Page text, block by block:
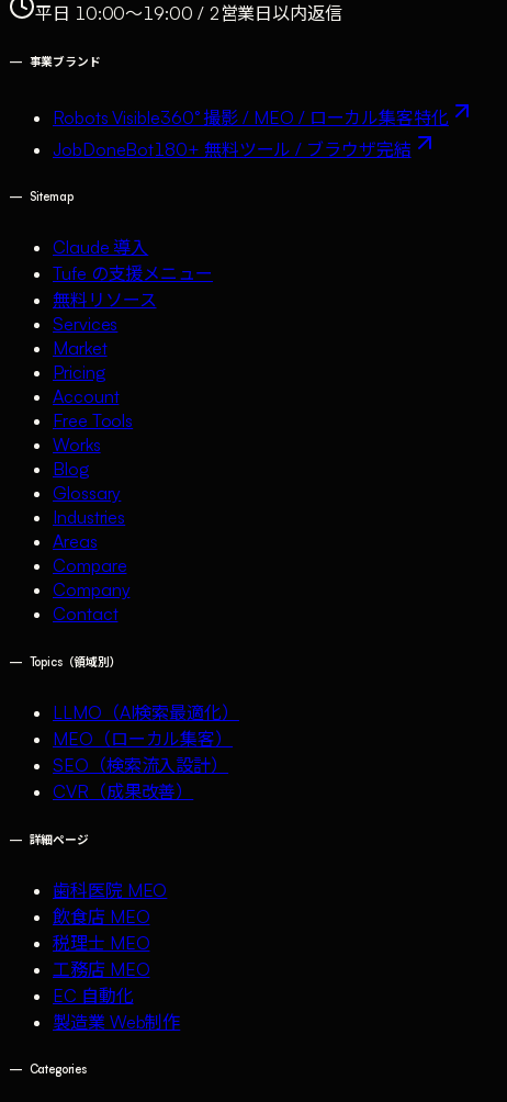
平日 10:00〜19:00 / 2営業日以内返信
— 事業ブランド
Robots Visible360° 撮影 / MEO / ローカル集客特化
JobDoneBot180+ 無料ツール / ブラウザ完結
— Sitemap
Claude 導入
Tufe の支援メニュー
無料リソース
Services
Market
Pricing
Account
Free Tools
Works
Blog
Glossary
Industries
Areas
Compare
Company
Contact
— Topics（領域別）
LLMO（AI検索最適化）
MEO（ローカル集客）
SEO（検索流入設計）
CVR（成果改善）
— 詳細ページ
歯科医院 MEO
飲食店 MEO
税理士 MEO
工務店 MEO
EC 自動化
製造業 Web制作
— Categories